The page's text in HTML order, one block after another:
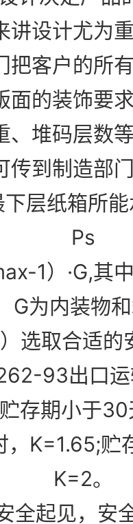
设计尤为重
把客户的所
面的装饰要
、堆码层数
传到制造部
纸箱所能
Ps
1）·G,其
G为内装物
取合适的
93出口运
存期小于
K=1.65;贮
K=2。
起见，安